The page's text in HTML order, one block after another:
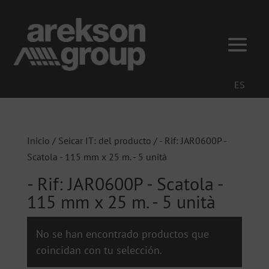
ES
Inicio / Seicar IT: del producto / - Rif: JAR0600P -
Scatola - 115 mm x 25 m. - 5 unità
- Rif: JAR0600P - Scatola -
115 mm x 25 m. - 5 unità
No se han encontrado productos que
coincidan con tu selección.